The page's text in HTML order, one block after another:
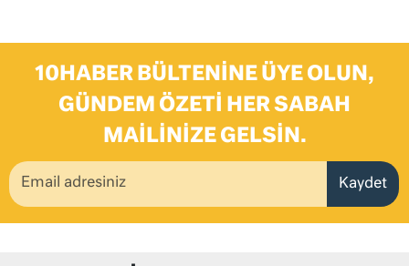
10HABER BÜLTENINE ÜYE OLUN,
GÜNDEM ÖZETI HER SABAH
MAILINIZE GELSIN.
Kaydet